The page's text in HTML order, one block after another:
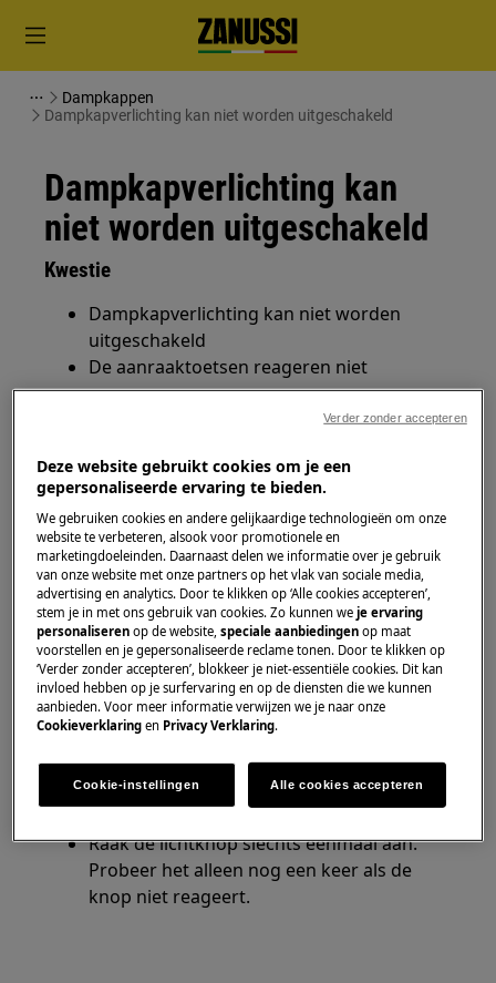
Dampkappen
Dampkapverlichting kan niet worden uitgeschakeld
Dampkapverlichting kan
niet worden uitgeschakeld
Kwestie
Dampkapverlichting kan niet worden
uitgeschakeld
De aanraaktoetsen reageren niet
Dampkappen (met aanraaktoetsen)
Oplossing
1. Ga als volgt te werk om dit probleem op te
lossen:
Reset de dampkap door de stekker
ongeveer 2-3 minuten uit het stopcontact
te halen of de stroombron uit te
schakelen.
Nadat de stroom opnieuw is aangesloten,
Raak de lichtknop slechts eenmaal aan.
Probeer het alleen nog een keer als de
knop niet reageert.
Deze website gebruikt cookies om je een
gepersonaliseerde ervaring te bieden.
We gebruiken cookies en andere gelijkaardige technologieën om onze
website te verbeteren, alsook voor promotionele en
marketingdoeleinden. Daarnaast delen we informatie over je gebruik
van onze website met onze partners op het vlak van sociale media,
advertising en analytics. Door te klikken op ‘Alle cookies accepteren’,
stem je in met ons gebruik van cookies. Zo kunnen weje ervaring
personaliseren op de website,speciale aanbiedingen op maat
voorstellen en je gepersonaliseerde reclame tonen. Door te klikken op
‘Verder zonder accepteren’, blokkeer je niet-essentiële cookies. Dit kan
invloed hebben op je surfervaring en op de diensten die we kunnen
aanbieden. Voor meer informatie verwijzen we je naar onze
Cookieverklaring en Privacy Verklaring.
Cookie-instellingen Alle cookies accepteren
Verder zonder accepteren